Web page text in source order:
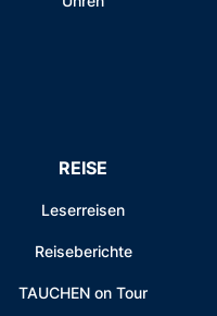
REISE
Leserreisen
Reiseberichte
TAUCHEN on Tour